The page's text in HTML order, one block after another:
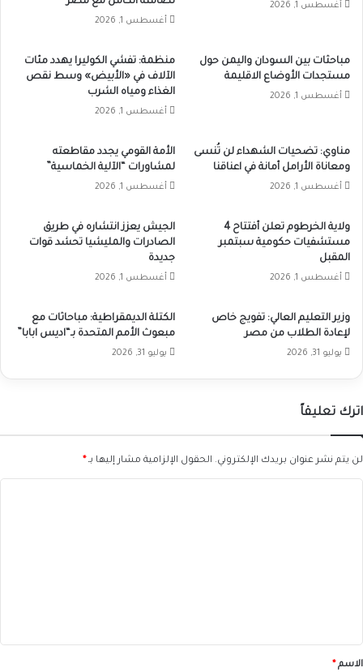
أغسطس 1, 2026
أغسطس 1, 2026
مباحثات بين السودان واليمن حول
مستجدات الأوضاع الاقليمة
أغسطس 1, 2026
منظمة: تفشي الكوليرا يهدد مئات
الآلاف في «الأبيض» وسط نقص
الغذاء ومياه الشرب
أغسطس 1, 2026
مناوي: تضحيات الشهداء لن تُنسى
ومعاناة الأرامل أمانة في اعناقنا
أغسطس 1, 2026
الأمة القومي يجدد مقاطعته
لمشاورات “الآلية الخماسية”
أغسطس 1, 2026
ولاية الخرطوم تعلن أفتتاح 4
مستشفيات حكومية سبتمبر
المقبل
أغسطس 1, 2026
الجيش يعزز انتشاره في طريق
الصادرات والمليشيا تحشد قوات
جديدة
أغسطس 1, 2026
وزير التعليم العالي: تفويج خاص
لإعادة الطلاب من مصر
يوليو 31, 2026
الكتلة الديمقراطية: مباحاثات مع
مبعوث الأمم المتحدة بـ“اديس ابابا”
يوليو 31, 2026
اترك تعليقاً
لن يتم نشر عنوان بريدك الإلكتروني. الحقول الإلزامية مشار إليها بـ *
*الاسم *